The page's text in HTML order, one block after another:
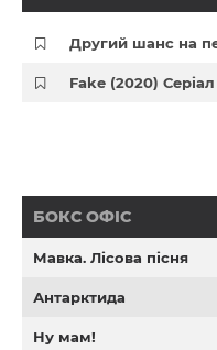
Другий шанс на
Fake (2020) Серіал
БОКС ОФІС
Мавка. Лісова пісня
Антарктида
Ну мам!